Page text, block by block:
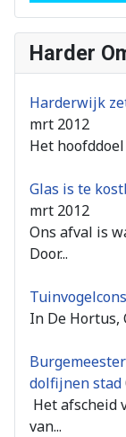
Harder
Harderwijk
mrt 2012
Het
Glas is te
mrt 2012
Ons afval is
Door...
In De Hortus,
dolfijnen stad
Het afscheid
van...